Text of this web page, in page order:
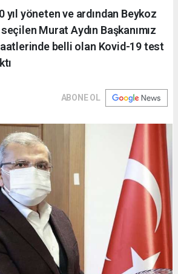
yıl yöneten ve ardından Beykoz
Murat Aydın Başkanımız
belli olan Kovid-19 test
ABONE OL